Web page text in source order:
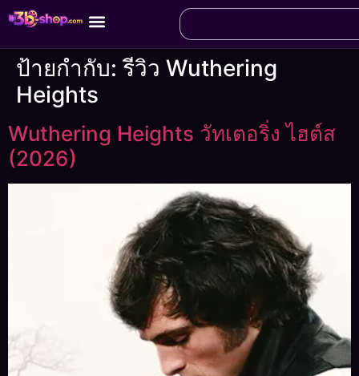
ป้ายกำกับ:รีวิว Wuthering
Heights
Wuthering Heights วัทเตอริ่ง ไฮต์ส
(2026)